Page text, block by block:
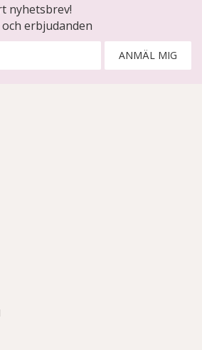
nyhetsbrev!
erbjudanden
ANMÄL MIG